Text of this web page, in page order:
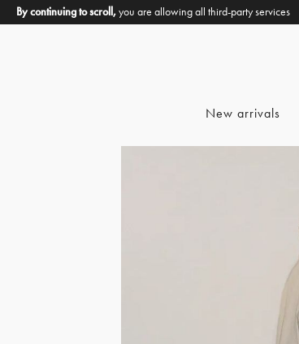
New arrivals
By continuing to scroll,you are allowing all third-party services